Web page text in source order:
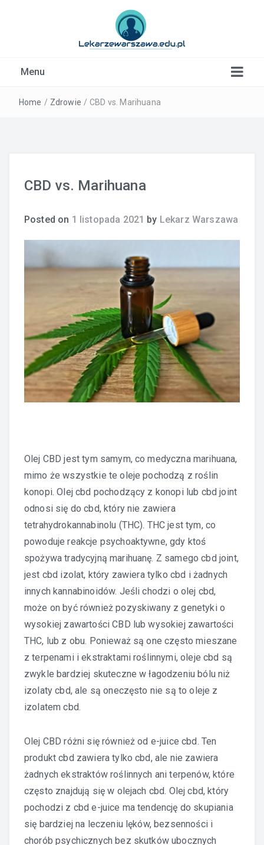
Menu
Home / Zdrowie / CBD vs. Marihuana
CBD vs. Marihuana
Posted on 1 listopada 2021 by Lekarz Warszawa
Olej CBD jest tym samym, co medyczna marihuana,
mimo że wszystkie te oleje pochodzą z roślin
konopi. Olej cbd pochodzący z konopi lub cbd joint
odnosi się do cbd, który nie zawiera
tetrahydrokannabinolu (THC). THC jest tym, co
powoduje reakcje psychoaktywne, gdy ktoś
spożywa tradycyjną marihuanę. Z samego cbd joint,
jest cbd izolat, który zawiera tylko cbd i żadnych
innych kannabinoidów. Jeśli chodzi o olej cbd,
może on być również pozyskiwany z genetyki o
wysokiej zawartości CBD lub wysokiej zawartości
THC, lub z obu. Ponieważ są one często mieszane
z terpenami i ekstraktami roślinnymi, oleje cbd są
zwykle bardziej skuteczne w łagodzeniu bólu niż
izolaty cbd, ale są oneczęsto nie są to oleje z
izolatem cbd.
Olej CBD różni się również od e-juice cbd. Ten
produkt cbd zawiera tylko cbd, ale nie zawiera
żadnych ekstraktów roślinnych ani terpenów, które
często znajdują się w olejach cbd. Olej cbd, który
pochodzi z cbd e-juice ma tendencję do skupiania
się bardziej na leczeniu lęków, bezsenności i
chorób psychicznych bez skutków ubocznych